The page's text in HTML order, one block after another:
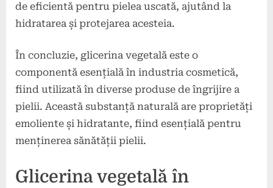
de eficientă pentru pielea uscată, ajutând la
hidratarea și protejarea acesteia.
În concluzie, glicerina vegetală este o
componentă esențială în industria cosmetică,
fiind utilizată în diverse produse de îngrijire a
pielii. Această substanță naturală are proprietăți
emoliente și hidratante, fiind esențială pentru
menținerea sănătății pielii.
Glicerina vegetală în